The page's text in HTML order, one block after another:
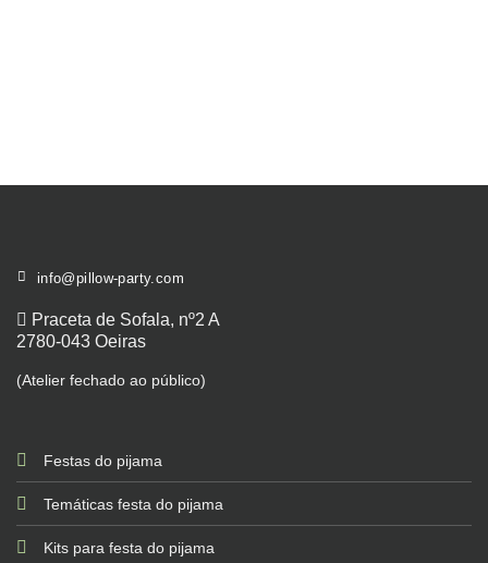
info@pillow-party.com
Praceta de Sofala, nº2 A
2780-043 Oeiras
(Atelier fechado ao público)
Festas do pijama
Temáticas festa do pijama
Kits para festa do pijama